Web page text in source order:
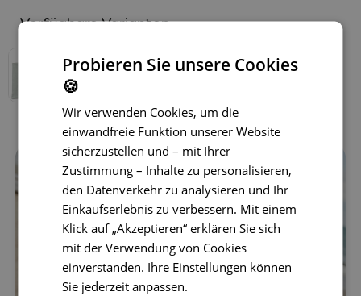
Verfügbare Varianten
Probieren Sie unsere Cookies
🍪
Wir verwenden Cookies, um die
einwandfreie Funktion unserer Website
sicherzustellen und – mit Ihrer
Zustimmung – Inhalte zu personalisieren,
den Datenverkehr zu analysieren und Ihr
Einkaufserlebnis zu verbessern. Mit einem
Klick auf „Akzeptieren“ erklären Sie sich
mit der Verwendung von Cookies
einverstanden. Ihre Einstellungen können
Sie jederzeit anpassen.